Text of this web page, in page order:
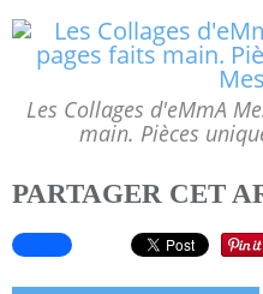
Les Collages d'eMmA
main. Pièces
PARTAGER CET